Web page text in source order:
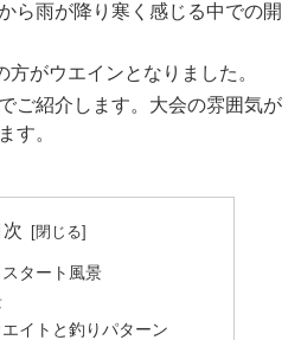
ら雨が降り寒く感じる中での開
がウエインとなりました。
ご紹介します。大会の雰囲気が
す。
次
スタート風景
エイトと釣りパターン